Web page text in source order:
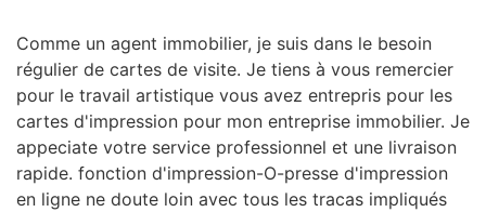
Comme un agent immobilier, je suis dans le besoin
régulier de cartes de visite. Je tiens à vous remercier
pour le travail artistique vous avez entrepris pour les
cartes d'impression pour mon entreprise immobilier. Je
appeciate votre service professionnel et une livraison
rapide. fonction d'impression-O-presse d'impression
en ligne ne doute loin avec tous les tracas impliqués